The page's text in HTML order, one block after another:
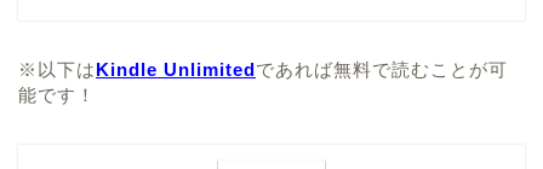
※以下はKindle Unlimitedであれば無料で読むことが可
能です！